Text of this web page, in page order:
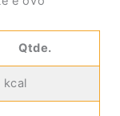
Qtde.
kcal